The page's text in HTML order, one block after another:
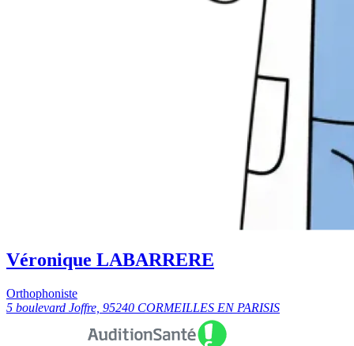
Véronique LABARRERE
Orthophoniste
5 boulevard Joffre, 95240 CORMEILLES EN PARISIS